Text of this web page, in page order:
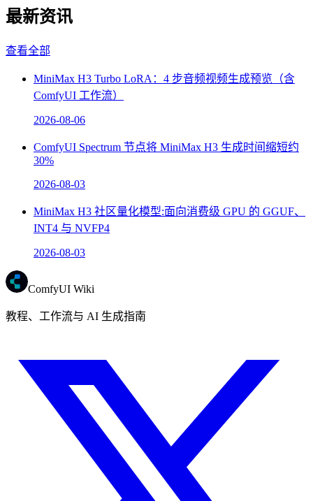
最新资讯
查看全部
MiniMax H3 Turbo LoRA：4 步音频视频生成预览（含
ComfyUI 工作流）
2026-08-06
ComfyUI Spectrum 节点将 MiniMax H3 生成时间缩短约
30%
2026-08-03
MiniMax H3 社区量化模型:面向消费级 GPU 的 GGUF、
INT4 与 NVFP4
2026-08-03
ComfyUI Wiki
教程、工作流与 AI 生成指南